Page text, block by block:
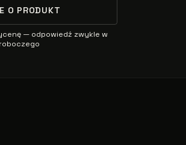
O PRODUKT
— odpowiedź zwykle w